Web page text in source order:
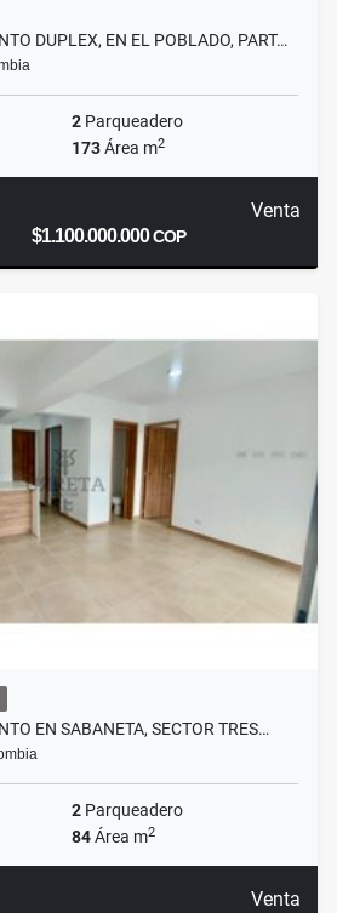
DUPLEX, EN EL POBLADO, PART…
2 Parqueadero
173Área m2
Venta
$1.100.000.000COP
EN SABANETA, SECTOR TRES…
2 Parqueadero
84Área m2
Venta